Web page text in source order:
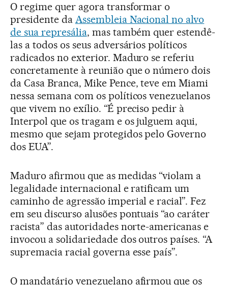
O regime quer agora transformar o
presidente da Assembleia Nacional no alvo
de sua represália, mas também quer estendê-
las a todos os seus adversários políticos
radicados no exterior. Maduro se referiu
concretamente à reunião que o número dois
da Casa Branca, Mike Pence, teve em Miami
nessa semana com os políticos venezuelanos
que vivem no exílio. “É preciso pedir à
Interpol que os tragam e os julguem aqui,
mesmo que sejam protegidos pelo Governo
dos EUA”.
Maduro afirmou que as medidas “violam a
legalidade internacional e ratificam um
caminho de agressão imperial e racial”. Fez
em seu discurso alusões pontuais “ao caráter
racista” das autoridades norte-americanas e
invocou a solidariedade dos outros países. “A
supremacia racial governa esse país”.
O mandatário venezuelano afirmou que os